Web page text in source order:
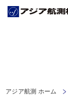
アジア航測 ホーム